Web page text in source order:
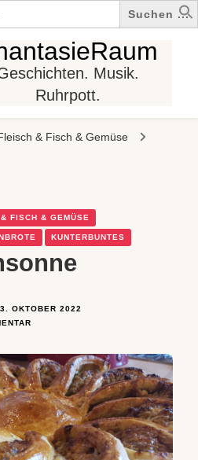
Musik.
Ruhrpott.
& Fisch & Gemüse
FISCH & GEMÜSE
KUNTERBUNTES
OKTOBER 2022